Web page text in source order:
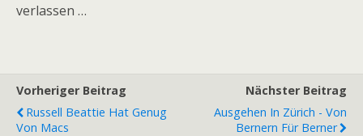
verlassen …
Vorheriger Beitrag
Russell Beattie Hat Genug
Von Macs
Nächster Beitrag
Ausgehen In Zürich - Von
Bernern Für Berner